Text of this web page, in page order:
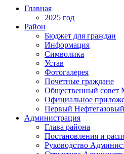
Главная
2025 год
Район
Бюджет для граждан
Информация
Символика
Устав
Фотогалерея
Почетные граждане
Общественный
Официальное
Первый
Администрация
Глава района
Постановления и
Руководство